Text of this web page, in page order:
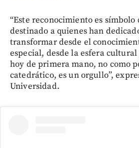
“Este reconocimiento es
destinado a quienes han
transformar desde el
especial, desde la esfera
hoy de primera mano, no como
catedrático, es un orgullo”,
Universidad.